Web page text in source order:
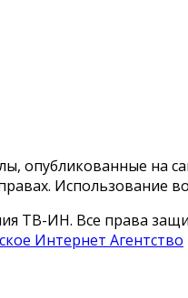
опубликованные на
Использование
ТВ-ИН. Все права
Интернет Агентство